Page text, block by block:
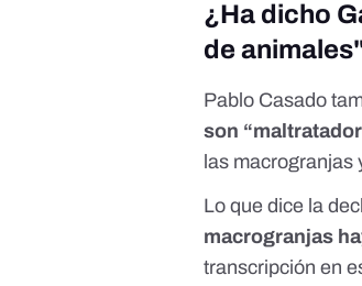
¿Ha dicho
de
Pablo Casado
son
las macrogranjas
Lo que dice la
macrogranjas
transcripción en